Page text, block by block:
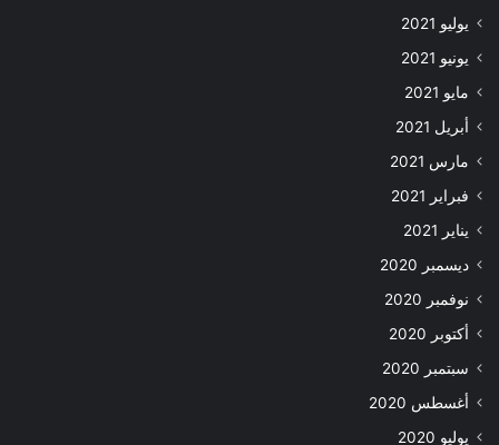
يوليو 2021
يونيو 2021
مايو 2021
أبريل 2021
مارس 2021
فبراير 2021
يناير 2021
ديسمبر 2020
نوفمبر 2020
أكتوبر 2020
سبتمبر 2020
أغسطس 2020
يوليو 2020